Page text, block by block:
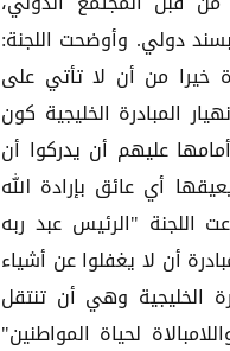
دولي. وأوضحت اللجنة:
خيرا من أن لا تأتي على
المبادرة الخليجية كون
عليهم أن يدركوا أن
أي عائق بإرادة الله
اللجنة "الرئيس عبد ربه
أن لا يغفلوا عن أشياء
الخليجية وهي أن تنتقل
لحياة المواطنين"